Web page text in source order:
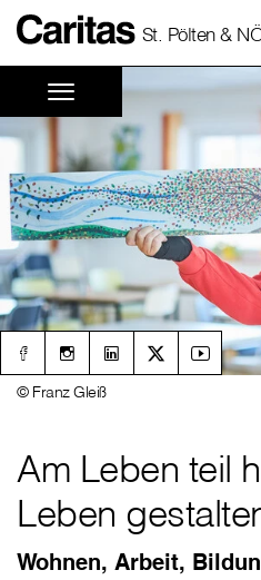
St. Pölten &
© Franz Gleiß
Am Leben teil
Leben
Wohnen, Arbeit,